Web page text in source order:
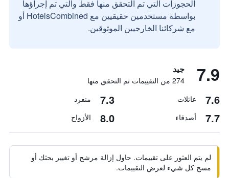
الحجوزات التي تم التحقق منها فقط والتي تم إجراؤها
بواسطة مستخدمين حقيقيين مع HotelsCombined أو
مع شركائنا الخارجيين الموثوقين.
7.9 جيد
274 من التقييمات تم التحقق منها
7.6 عائلات 7.3 منفرد
7.7 أصدقاء 8.0 الأزواج
لم يتم العثور على تقييمات. حاول إزالة مرشح أو تغيير بحثك أو
مسح كل شيء لعرض التقييمات.